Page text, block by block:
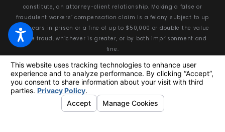
constitute, an attorney-client relationship. Making a false or
fraudulent workers’ compensation claim is a felony subject to up
to 5 years in prison or a fine of up to $50,000 or double the value
of the fraud, whichever is greater, or by both imprisonment and
fine.
© 2026 All Rights Reserved.Your Privacy Choices
Site Map
Privacy Policy